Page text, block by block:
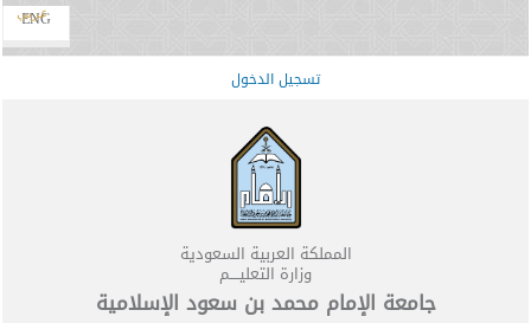
عربي
ENG
تسجيل الدخول
المملكة العربية السعودية
وزارة التعليــــم
جامعة الإمام محمد بن سعود الإسلامية